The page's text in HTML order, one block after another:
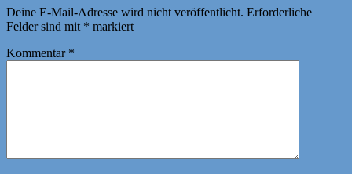
Deine E-Mail-Adresse wird nicht veröffentlicht. Erforderliche
Felder sind mit * markiert
Kommentar *